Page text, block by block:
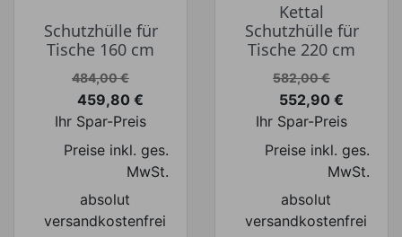
Schutzhülle für
Tische 160 cm
Verkaufspreis
484,00 €
Preis
459,80 €
Ihr Spar-Preis
Preise inkl. ges.
MwSt.
absolut
versandkostenfrei
Kettal
Schutzhülle für
Tische 220 cm
Verkaufspreis
582,00 €
Preis
552,90 €
Ihr Spar-Preis
Preise inkl. ges.
MwSt.
absolut
versandkostenfrei